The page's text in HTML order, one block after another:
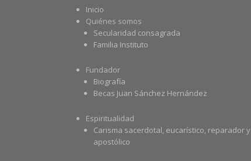
Inicio
Quiénes somos
Secularidad consagrada
Familia Instituto
Fundador
Biografía
Becas Juan Sánchez Hernández
Espiritualidad
Carisma sacerdotal, eucarístico, reparador y
apostólico